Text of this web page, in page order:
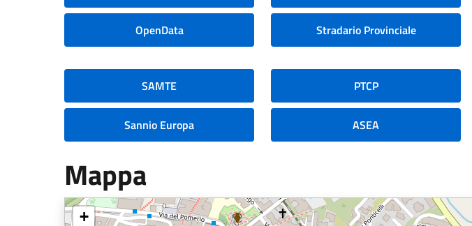
OpenData Stradario Provinciale
SAMTE PTCP
Sannio Europa ASEA
Mappa
+